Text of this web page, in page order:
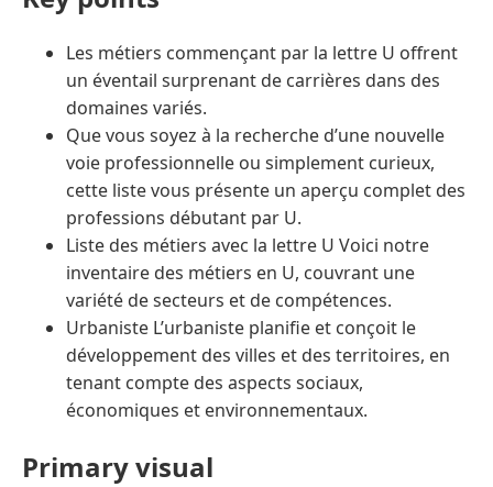
Les métiers commençant par la lettre U offrent
un éventail surprenant de carrières dans des
domaines variés.
Que vous soyez à la recherche d’une nouvelle
voie professionnelle ou simplement curieux,
cette liste vous présente un aperçu complet des
professions débutant par U.
Liste des métiers avec la lettre U Voici notre
inventaire des métiers en U, couvrant une
variété de secteurs et de compétences.
Urbaniste L’urbaniste planifie et conçoit le
développement des villes et des territoires, en
tenant compte des aspects sociaux,
économiques et environnementaux.
Primary visual